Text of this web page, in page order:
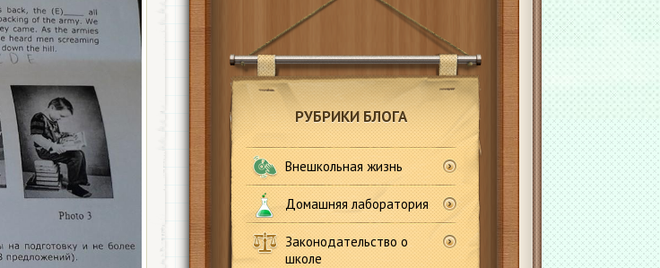
РУБРИКИ БЛОГА
Внешкольная жизнь
Домашняя лаборатория
Законодательство о
школе